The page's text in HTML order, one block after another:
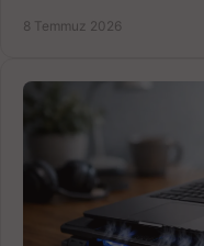
8 Temmuz 2026